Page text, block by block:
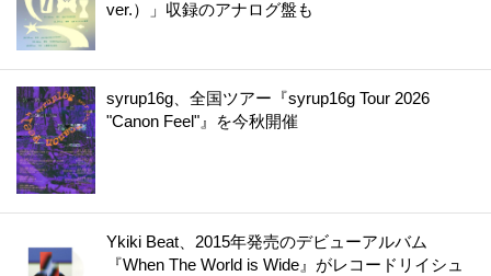
ver.）」収録のアナログ盤も
syrup16g、全国ツアー『syrup16g Tour 2026
"Canon Feel"』を今秋開催
Ykiki Beat、2015年発売のデビューアルバム
『When The World is Wide』がレコードリイシュ